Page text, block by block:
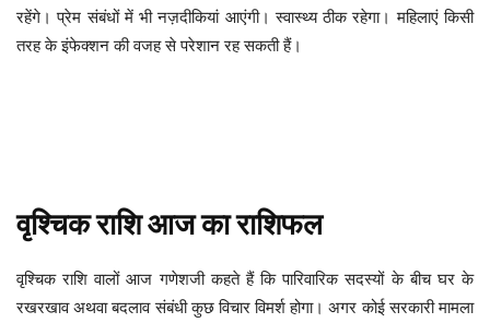
रहेंगे। प्रेम संबंधों में भी नज़दीकियां आएंगी। स्वास्थ्य ठीक रहेगा। महिलाएं किसी
तरह के इंफेक्शन की वजह से परेशान रह सकती हैं।
वृश्चिकराशिआजकाराशिफल
वृश्चिक राशि वालों आज गणेशजी कहते हैं कि पारिवारिक सदस्यों के बीच घर के
रखरखाव अथवा बदलाव संबंधी कुछ विचार विमर्श होगा। अगर कोई सरकारी मामला